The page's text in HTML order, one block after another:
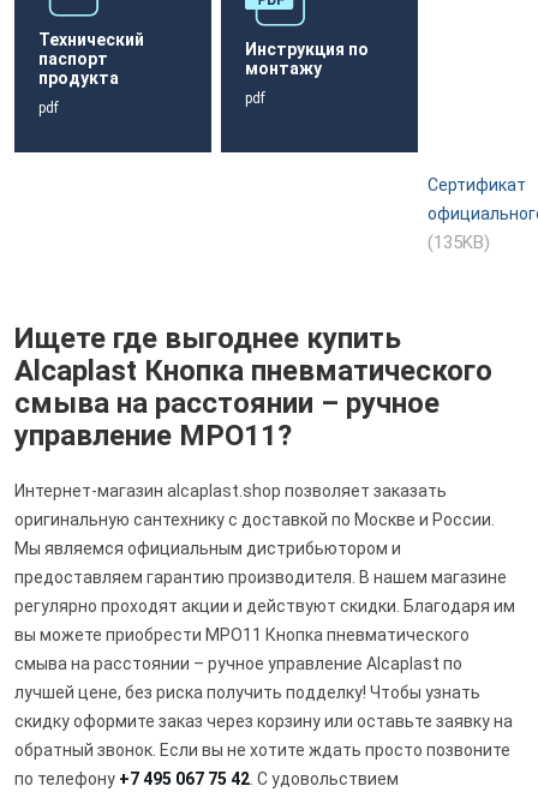
Технический
паспорт
продукта
pdf
Инструкция по
монтажу
pdf
Сертификат
(135KB)
Ищете где выгоднее купить
Alcaplast Кнопка пневматического
смыва на расстоянии – ручное
управление MPO11?
Интернет-магазин alcaplast.shop позволяет заказать
оригинальную сантехнику с доставкой по Москве и России.
Мы являемся официальным дистрибьютором и
предоставляем гарантию производителя. В нашем магазине
регулярно проходят акции и действуют скидки. Благодаря им
вы можете приобрести MPO11 Кнопка пневматического
смыва на расстоянии – ручное управление Alcaplast по
лучшей цене, без риска получить подделку! Чтобы узнать
скидку оформите заказ через корзину или оставьте заявку на
обратный звонок. Если вы не хотите ждать просто позвоните
по телефону +7 495 067 75 42 . С удовольствием